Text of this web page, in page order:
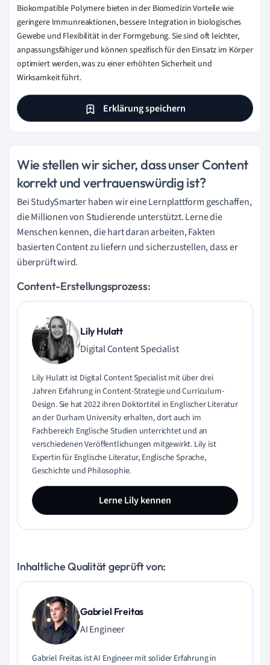
Biokompatible Polymere bieten in der Biomedizin Vorteile wie
geringere Immunreaktionen, bessere Integration in biologisches
Gewebe und Flexibilität in der Formgebung. Sie sind oft leichter,
anpassungsfähiger und können spezifisch für den Einsatz im Körper
optimiert werden, was zu einer erhöhten Sicherheit und
Wirksamkeit führt.
Erklärung speichern
Wie stellen wir sicher, dass unser Content
korrekt und vertrauenswürdig ist?
Bei StudySmarter haben wir eine Lernplattform geschaffen,
die Millionen von Studierende unterstützt. Lerne die
Menschen kennen, die hart daran arbeiten, Fakten
basierten Content zu liefern und sicherzustellen, dass er
überprüft wird.
Content-Erstellungsprozess:
Lily Hulatt
Digital Content Specialist
Lily Hulatt ist Digital Content Specialist mit über drei
Jahren Erfahrung in Content-Strategie und Curriculum-
Design. Sie hat 2022 ihren Doktortitel in Englischer Literatur
an der Durham University erhalten, dort auch im
Fachbereich Englische Studien unterrichtet und an
verschiedenen Veröffentlichungen mitgewirkt. Lily ist
Expertin für Englische Literatur, Englische Sprache,
Geschichte und Philosophie.
Lerne Lily kennen
Inhaltliche Qualität geprüft von:
Gabriel Freitas
AI Engineer
Gabriel Freitas ist AI Engineer mit solider Erfahrung in